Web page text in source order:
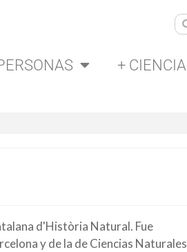
+ CIENCIA
d'Història Natural. Fue
y de la de Ciencias Naturales